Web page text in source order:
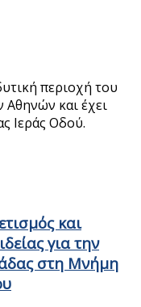
περιοχή του
και έχει
Ιεράς Οδού.
και
για την
στη Μνήμη